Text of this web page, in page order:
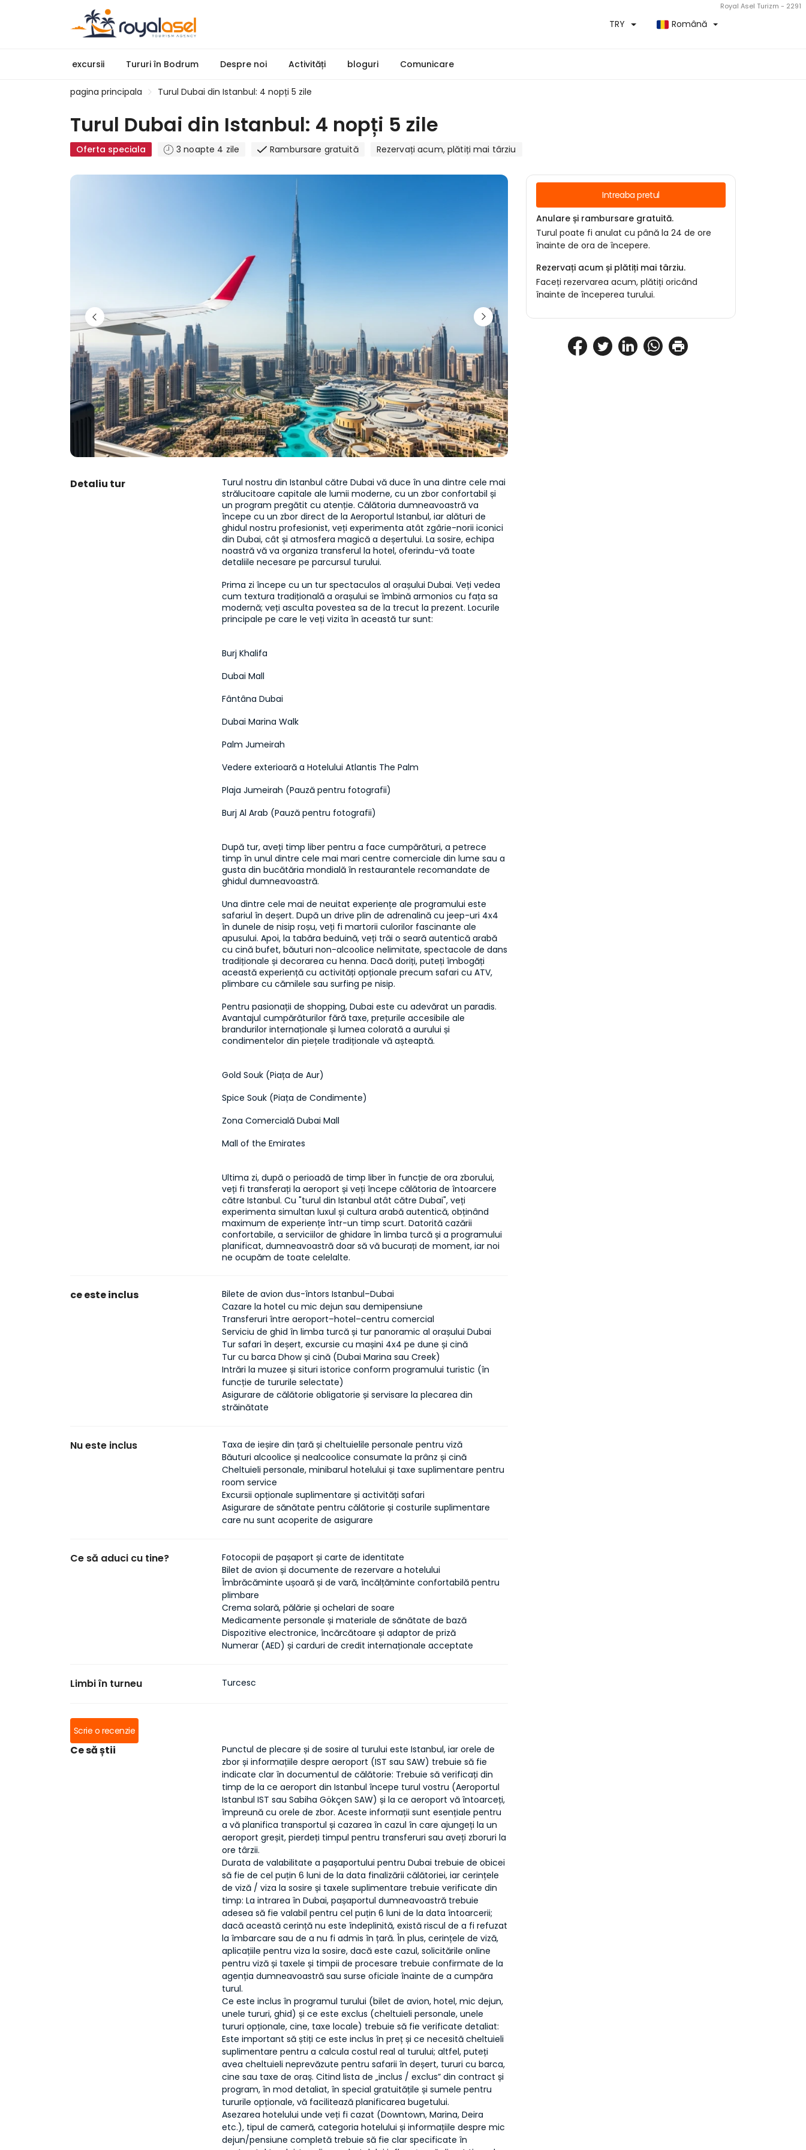
Royal Asel Turizm - 2291
TRY Română
excursii Tururi în Bodrum Despre noi Activități bloguri Comunicare
pagina principala Turul Dubai din Istanbul: 4 nopți 5 zile
Turul Dubai din Istanbul: 4 nopți 5 zile
Oferta speciala 3 noapte 4 zile Rambursare gratuită Rezervați acum, plătiți mai târziu
Detaliu tur
Turul nostru din Istanbul către Dubai vă duce în una dintre cele mai
strălucitoare capitale ale lumii moderne, cu un zbor confortabil și
un program pregătit cu atenție. Călătoria dumneavoastră va
începe cu un zbor direct de la Aeroportul Istanbul, iar alături de
ghidul nostru profesionist, veți experimenta atât zgârie-norii iconici
din Dubai, cât și atmosfera magică a deșertului. La sosire, echipa
noastră vă va organiza transferul la hotel, oferindu-vă toate
detaliile necesare pe parcursul turului.
Prima zi începe cu un tur spectaculos al orașului Dubai. Veți vedea
cum textura tradițională a orașului se îmbină armonios cu fața sa
modernă; veți asculta povestea sa de la trecut la prezent. Locurile
principale pe care le veți vizita în această tur sunt:
Burj Khalifa
Dubai Mall
Fântâna Dubai
Dubai Marina Walk
Palm Jumeirah
Vedere exterioară a Hotelului Atlantis The Palm
Plaja Jumeirah (Pauză pentru fotografii)
Burj Al Arab (Pauză pentru fotografii)
După tur, aveți timp liber pentru a face cumpărături, a petrece
timp în unul dintre cele mai mari centre comerciale din lume sau a
gusta din bucătăria mondială în restaurantele recomandate de
ghidul dumneavoastră.
Una dintre cele mai de neuitat experiențe ale programului este
safariul în deșert. După un drive plin de adrenalină cu jeep-uri 4x4
în dunele de nisip roșu, veți fi martorii culorilor fascinante ale
apusului. Apoi, la tabăra beduină, veți trăi o seară autentică arabă
cu cină bufet, băuturi non-alcoolice nelimitate, spectacole de dans
tradiționale și decorarea cu henna. Dacă doriți, puteți îmbogăți
această experiență cu activități opționale precum safari cu ATV,
plimbare cu cămilele sau surfing pe nisip.
Pentru pasionații de shopping, Dubai este cu adevărat un paradis.
Avantajul cumpărăturilor fără taxe, prețurile accesibile ale
brandurilor internaționale și lumea colorată a aurului și
condimentelor din piețele tradiționale vă așteaptă.
Gold Souk (Piața de Aur)
Spice Souk (Piața de Condimente)
Zona Comercială Dubai Mall
Mall of the Emirates
Ultima zi, după o perioadă de timp liber în funcție de ora zborului,
veți fi transferați la aeroport și veți începe călătoria de întoarcere
către Istanbul. Cu "turul din Istanbul atât către Dubai", veți
experimenta simultan luxul și cultura arabă autentică, obținând
maximum de experiențe într-un timp scurt. Datorită cazării
confortabile, a serviciilor de ghidare în limba turcă și a programului
planificat, dumneavoastră doar să vă bucurați de moment, iar noi
ne ocupăm de toate celelalte.
ce este inclus
Bilete de avion dus-întors Istanbul–Dubai
Cazare la hotel cu mic dejun sau demipensiune
Transferuri între aeroport–hotel–centru comercial
Serviciu de ghid în limba turcă și tur panoramic al orașului Dubai
Tur safari în deșert, excursie cu mașini 4x4 pe dune și cină
Tur cu barca Dhow și cină (Dubai Marina sau Creek)
Intrări la muzee și situri istorice conform programului turistic (în
funcție de tururile selectate)
Asigurare de călătorie obligatorie și servisare la plecarea din
străinătate
Nu este inclus
Taxa de ieșire din țară și cheltuielile personale pentru viză
Băuturi alcoolice și nealcoolice consumate la prânz și cină
Cheltuieli personale, minibarul hotelului și taxe suplimentare pentru
room service
Excursii opționale suplimentare și activități safari
Asigurare de sănătate pentru călătorie și costurile suplimentare
care nu sunt acoperite de asigurare
Ce să aduci cu tine?
Fotocopii de pașaport și carte de identitate
Bilet de avion și documente de rezervare a hotelului
Îmbrăcăminte ușoară și de vară, încălțăminte confortabilă pentru
plimbare
Crema solară, pălărie și ochelari de soare
Medicamente personale și materiale de sănătate de bază
Dispozitive electronice, încărcătoare și adaptor de priză
Numerar (AED) și carduri de credit internaționale acceptate
Limbi în turneu Turcesc
Scrie o recenzie
Ce să știi
Punctul de plecare și de sosire al turului este Istanbul, iar orele de
zbor și informațiile despre aeroport (IST sau SAW) trebuie să fie
indicate clar în documentul de călătorie: Trebuie să verificați din
timp de la ce aeroport din Istanbul începe turul vostru (Aeroportul
Istanbul IST sau Sabiha Gökçen SAW) și la ce aeroport vă întoarceți,
împreună cu orele de zbor. Aceste informații sunt esențiale pentru
a vă planifica transportul și cazarea în cazul în care ajungeți la un
aeroport greșit, pierdeți timpul pentru transferuri sau aveți zboruri la
ore târzii.
Durata de valabilitate a pașaportului pentru Dubai trebuie de obicei
să fie de cel puțin 6 luni de la data finalizării călătoriei, iar cerințele
de viză / viza la sosire și taxele suplimentare trebuie verificate din
timp: La intrarea în Dubai, pașaportul dumneavoastră trebuie
adesea să fie valabil pentru cel puțin 6 luni de la data întoarcerii;
dacă această cerință nu este îndeplinită, există riscul de a fi refuzat
la îmbarcare sau de a nu fi admis în țară. În plus, cerințele de viză,
aplicațiile pentru viza la sosire, dacă este cazul, solicitările online
pentru viză și taxele și timpii de procesare trebuie confirmate de la
agenția dumneavoastră sau surse oficiale înainte de a cumpăra
turul.
Ce este inclus în programul turului (bilet de avion, hotel, mic dejun,
unele tururi, ghid) și ce este exclus (cheltuieli personale, unele
tururi opționale, cine, taxe locale) trebuie să fie verificate detaliat:
Este important să știți ce este inclus în preț și ce necesită cheltuieli
suplimentare pentru a calcula costul real al turului; altfel, puteți
avea cheltuieli neprevăzute pentru safarii în deșert, tururi cu barca,
cine sau taxe de oraș. Citind lista de „inclus / exclus” din contract și
program, în mod detaliat, în special gratuitățile și sumele pentru
tururile opționale, vă facilitează planificarea bugetului.
Asezarea hotelului unde veți fi cazat (Downtown, Marina, Deira
etc.), tipul de cameră, categoria hotelului și informațiile despre mic
dejun/pensiune completă trebuie să fie clar specificate în
Intreaba pretul
Anulare și rambursare gratuită.
Turul poate fi anulat cu până la 24 de ore
înainte de ora de începere.
Rezervați acum și plătiți mai târziu.
Faceți rezervarea acum, plătiți oricând
înainte de începerea turului.